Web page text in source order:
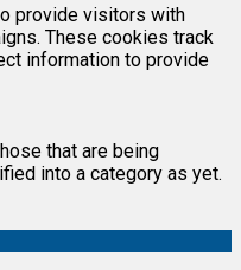
provide visitors with
These cookies track
information to provide
that are being
into a category as yet.